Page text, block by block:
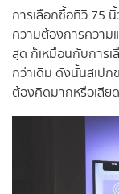
การเลือกซื้อทีวี 75
ความต้องการความ
สุด ก็เหมือนกับการ
กว่าเดิม ดังนั้นสเป
ต้องคิดมากหรือเสีย